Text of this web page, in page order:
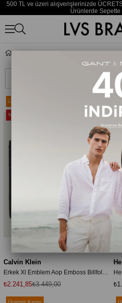
500 TL ve üzeri alışverişlerinizde
Ürünlerde
Calvin Klein
₺2.241,85₺3.449,00
Ücretsiz Kargo
%35
Ücretsiz Kargo